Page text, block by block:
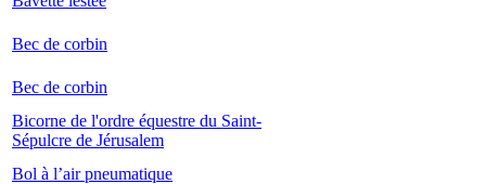
Bec de corbin
Bec de corbin
Bicorne de l'ordre équestre du Saint-
Sépulcre de Jérusalem
Bol à l’air pneumatique